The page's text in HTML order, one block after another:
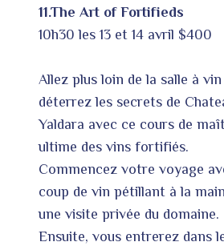
11.The Art of Fortifieds
10h30 les 13 et 14 avril $400
Allez plus loin de la salle à
déterrez les secrets de
Yaldara avec ce cours de
ultime des vins fortifiés.
Commencez votre voyage
coup de vin pétillant à la
une visite privée du domaine.
Ensuite, vous entrerez dans